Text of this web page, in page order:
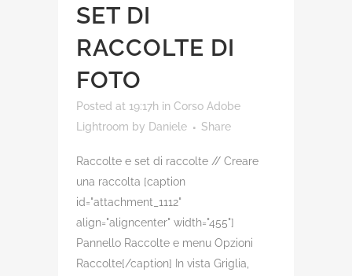
SET DI
RACCOLTE DI
FOTO
Posted at 19:17h in Corso Adobe
Lightroom by Daniele Share
Raccolte e set di raccolte // Creare
una raccolta [caption
id="attachment_1112"
align="aligncenter" width="455"]
Pannello Raccolte e menu Opzioni
Raccolte[/caption] In vista Griglia,